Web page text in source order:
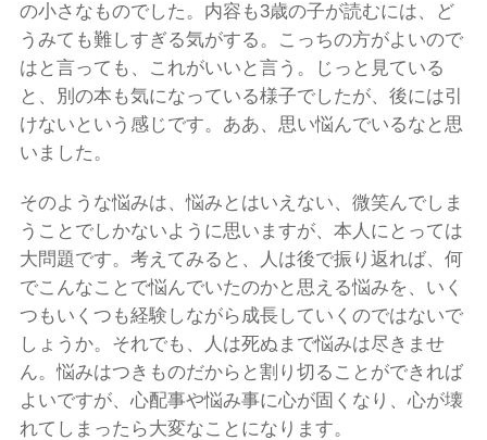
の小さなものでした。内容も3歳の子が読むには、ど
うみても難しすぎる気がする。こっちの方がよいので
はと言っても、これがいいと言う。じっと見ている
と、別の本も気になっている様子でしたが、後には引
けないという感じです。ああ、思い悩んでいるなと思
いました。
そのような悩みは、悩みとはいえない、微笑んでしま
うことでしかないように思いますが、本人にとっては
大問題です。考えてみると、人は後で振り返れば、何
でこんなことで悩んでいたのかと思える悩みを、いく
つもいくつも経験しながら成長していくのではないで
しょうか。それでも、人は死ぬまで悩みは尽きませ
ん。悩みはつきものだからと割り切ることができれば
よいですが、心配事や悩み事に心が固くなり、心が壊
れてしまったら大変なことになります。